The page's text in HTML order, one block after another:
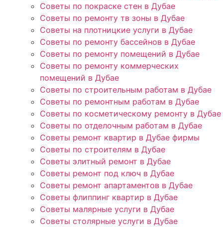
Советы по покраске стен в Дубае
Советы по ремонту тв зоны в Дубае
Советы на плотницкие услуги в Дубае
Советы по ремонту бассейнов в Дубае
Советы по ремонту помещений в Дубае
Советы по ремонту коммерческих
помещений в Дубае
Советы по строительным работам в Дубае
Советы по ремонтным работам в Дубае
Советы по косметическому ремонту в Дубае
Советы по отделочным работам в Дубае
Советы ремонт квартир в Дубае фирмы
Советы по строителям в Дубае
Советы элитный ремонт в Дубае
Советы ремонт под ключ в Дубае
Советы ремонт апартаментов в Дубае
Советы флиппинг квартир в Дубае
Советы малярные услуги в Дубае
Советы столярные услуги в Дубае